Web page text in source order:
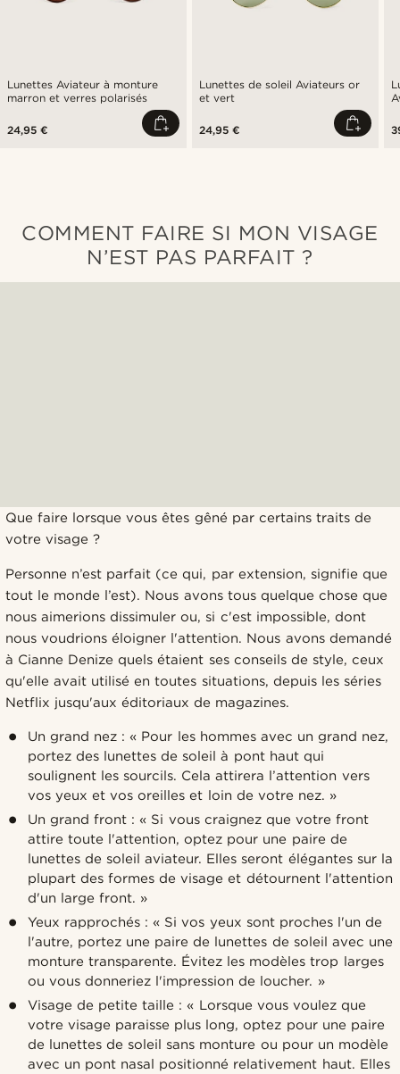
Lunettes Aviateur à monture
marron et verres polarisés
24,95 €
Lunettes de soleil Aviateurs or
et vert
24,95 €
COMMENT FAIRE SI MON VISAGE
N’EST PAS PARFAIT ?
Que faire lorsque vous êtes gêné par certains traits de
votre visage ?
Personne n’est parfait (ce qui, par extension, signifie que
tout le monde l’est). Nous avons tous quelque chose que
nous aimerions dissimuler ou, si c'est impossible, dont
nous voudrions éloigner l'attention. Nous avons demandé
à Cianne Denize quels étaient ses conseils de style, ceux
qu'elle avait utilisé en toutes situations, depuis les séries
Netflix jusqu'aux éditoriaux de magazines.
Un grand nez : « Pour les hommes avec un grand nez,
portez des lunettes de soleil à pont haut qui
soulignent les sourcils. Cela attirera l’attention vers
vos yeux et vos oreilles et loin de votre nez. »
Un grand front : « Si vous craignez que votre front
attire toute l'attention, optez pour une paire de
lunettes de soleil aviateur. Elles seront élégantes sur la
plupart des formes de visage et détournent l'attention
d'un large front. »
Yeux rapprochés : « Si vos yeux sont proches l'un de
l'autre, portez une paire de lunettes de soleil avec une
monture transparente. Évitez les modèles trop larges
ou vous donneriez l'impression de loucher. »
Visage de petite taille : « Lorsque vous voulez que
votre visage paraisse plus long, optez pour une paire
de lunettes de soleil sans monture ou pour un modèle
avec un pont nasal positionné relativement haut. Elles